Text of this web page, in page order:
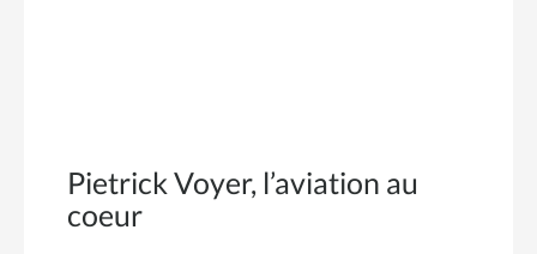
Pietrick Voyer, l’aviation au
coeur